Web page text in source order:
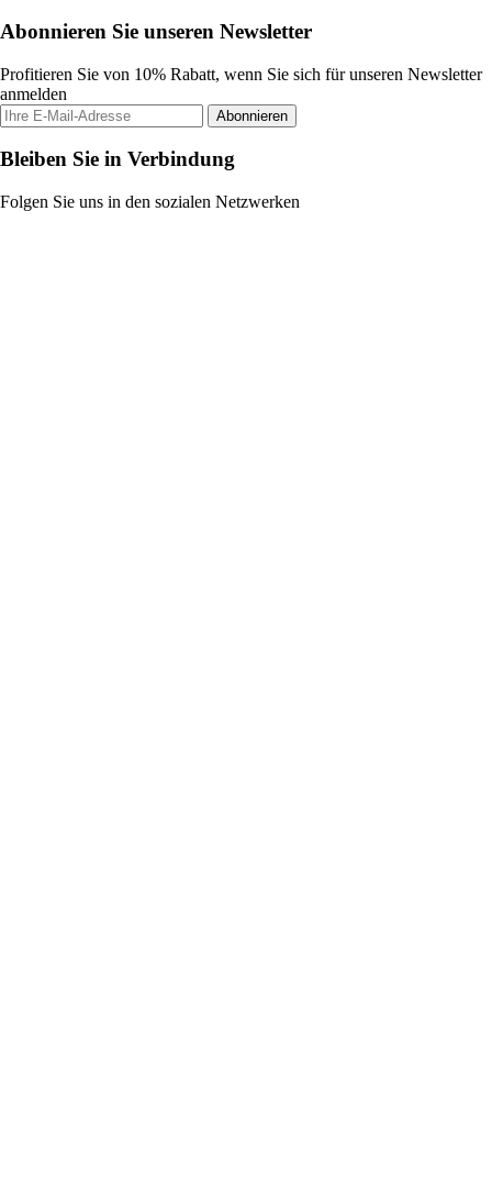
Abonnieren Sie unseren Newsletter
Profitieren Sie von 10% Rabatt, wenn Sie sich für unseren Newsletter
anmelden
Abonnieren
Bleiben Sie in Verbindung
Folgen Sie uns in den sozialen Netzwerken